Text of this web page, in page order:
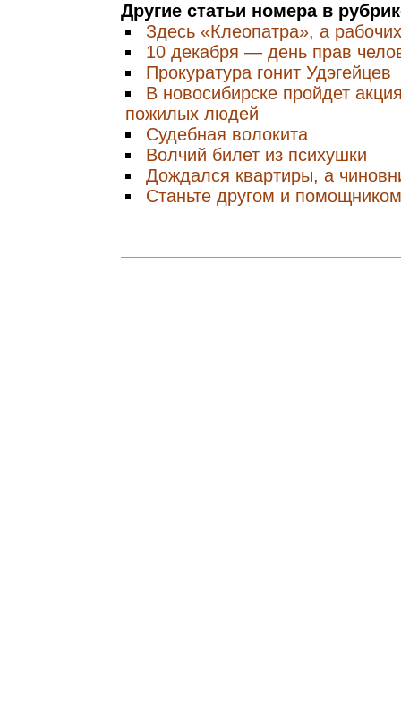
Другие статьи номера в
Здесь «Клеопатра», а
10 декабря — день прав
Прокуратура гонит Удэгейцев
В новосибирске пройдет
пожилых людей
Судебная волокита
Волчий билет из психушки
Дождался квартиры, а
Станьте другом и помощником